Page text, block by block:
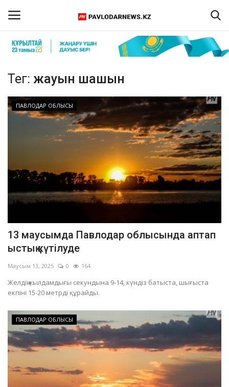
Тіркелу
Бізбен байланыс
ПАВЛОДАР ОБЛЫСЫ
ҚАЗАҚСТАН
ӘЛЕМ
Спорт
ОЙЫН-САУЫҚ
АРНАЙЫ ЖОБА
Құрылтай
Тілді тандаңыз
Қазақша Русский
Тег: жауын шашын
ПАВЛОДАР ОБЛЫСЫ
13 маусымда Павлодар облысында аптап
ыстық күтілуде
Маусым 13, 2025 0 164
Желдің жылдамдығы секундына 9-14, күндіз батыста, шығыста
екпіні 15-20 метрді құрайды.
ПАВЛОДАР ОБЛЫСЫ